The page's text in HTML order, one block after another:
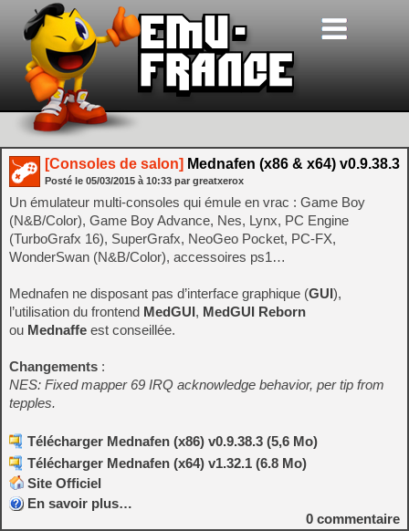
[Consoles de salon] Mednafen (x86 & x64) v0.9.38.3
Posté le 05/03/2015 à 10:33 par greatxerox
Un émulateur multi-consoles qui émule en vrac : Game Boy
(N&B/Color), Game Boy Advance, Nes, Lynx, PC Engine
(TurboGrafx 16), SuperGrafx, NeoGeo Pocket, PC-FX,
WonderSwan (N&B/Color), accessoires ps1…
Mednafen ne disposant pas d’interface graphique (GUI),
l’utilisation du frontend MedGUI, MedGUI Reborn
ou Mednaffe est conseillée.
Changements :
NES: Fixed mapper 69 IRQ acknowledge behavior, per tip from
tepples.
Télécharger Mednafen (x86) v0.9.38.3 (5,6 Mo)
Télécharger Mednafen (x64) v1.32.1 (6.8 Mo)
Site Officiel
En savoir plus…
0 commentaire